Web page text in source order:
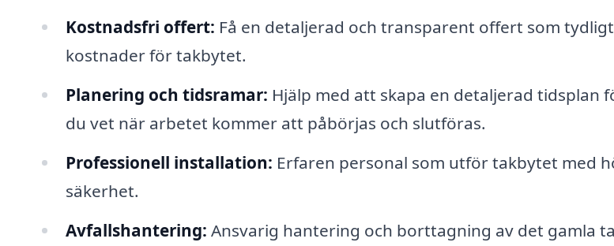
Kostnadsfri offert: Få en detaljerad och transparent offert som
kostnader för takbytet.
Planering och tidsramar: Hjälp med att skapa en detaljerad tidsplan
du vet när arbetet kommer att påbörjas och slutföras.
Professionell installation: Erfaren personal som utför takbytet med
säkerhet.
Avfallshantering: Ansvarig hantering och borttagning av det gamla